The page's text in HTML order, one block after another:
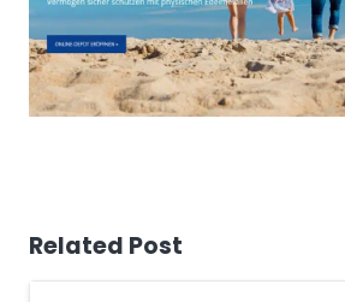
Related Post